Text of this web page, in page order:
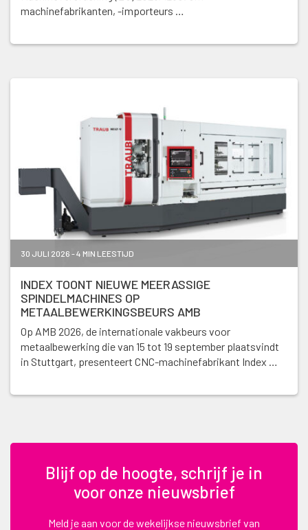
machinefabrikanten, -importeurs …
30 JULI 2026 - 4 MIN LEESTIJD
INDEX TOONT NIEUWE MEERASSIGE
SPINDELMACHINES OP
METAALBEWERKINGSBEURS AMB
Op AMB 2026, de internationale vakbeurs voor
metaalbewerking die van 15 tot 19 september plaatsvindt
in Stuttgart, presenteert CNC-machinefabrikant Index …
Blijf op de hoogte, schrijf je in
voor onze nieuwsbrief
Meld je aan voor de wekelijkse nieuwsbrief van